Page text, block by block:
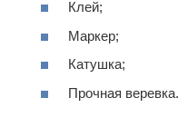
Клей;
Маркер;
Катушка;
Прочная веревка.